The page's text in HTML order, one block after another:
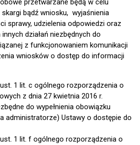
przetwarzane będą w celu
bądź wniosku, wyjaśnienia
sprawy, udzielenia odpowiedzi oraz
działań niezbędnych do
z funkcjonowaniem komunikacji
wniosków o dostęp do informacji
1 lit. c ogólnego rozporządzenia o
z dnia 27 kwietnia 2016 r.
do wypełnienia obowiązku
administratorze) Ustawy o dostępie do
1 lit. f ogólnego rozporządzenia o